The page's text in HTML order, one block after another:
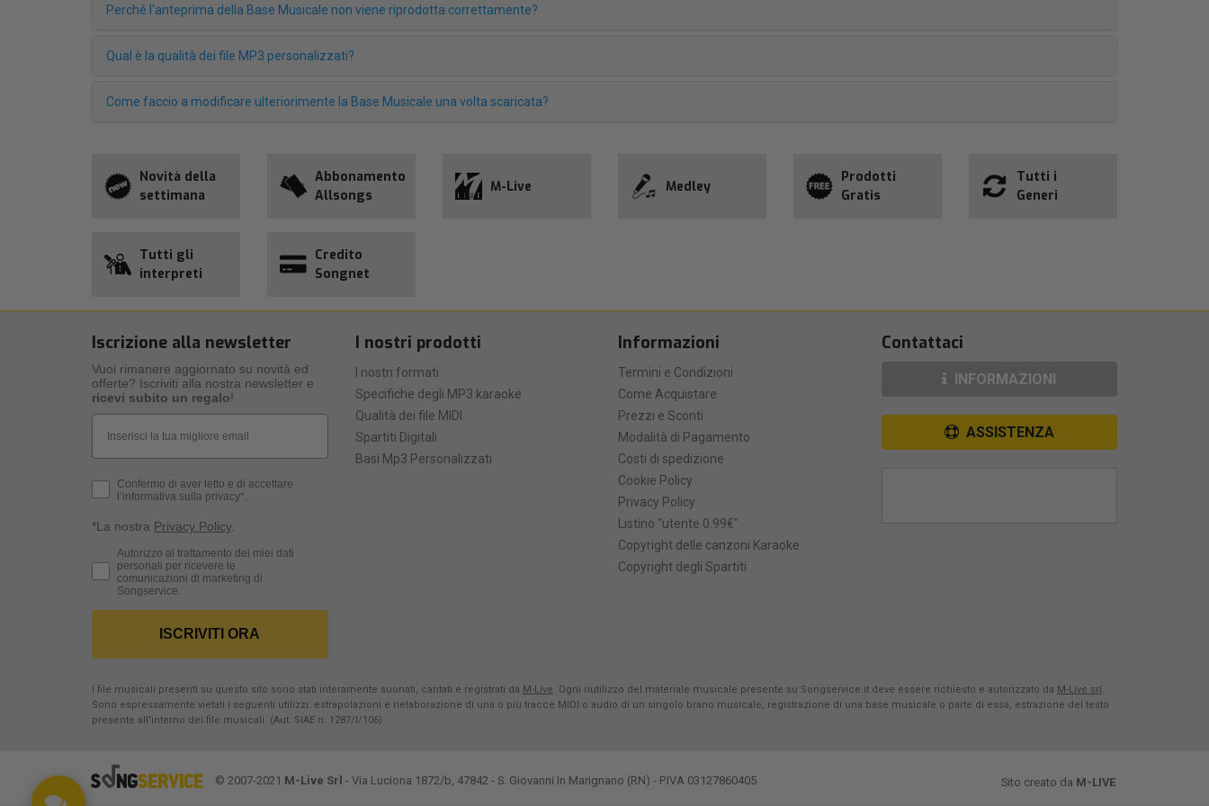
Perché l'anteprima della Base Musicale non viene riprodotta correttamente?
Qual è la qualità dei file MP3 personalizzati?
Come faccio a modificare ulteriorimente la Base Musicale una volta scaricata?
Novità della
settimana
Abbonamento
Allsongs
M-Live Medley
Prodotti
Gratis
Tutti i
Generi
Tutti gli
interpreti
Credito
Songnet
Iscrizione alla newsletter
Vuoi rimanere aggiornato su novità ed
offerte? Iscriviti alla nostra newsletter e
ricevi subito un regalo!
Privacy Policy
Confermo di aver letto e di accettare
l’informativa sulla privacy*.
*La nostra Privacy Policy.
Consenso Marketing
Autorizzo al trattamento dei miei dati
personali per ricevere le
comunicazioni di marketing di
Songservice.
ISCRIVITI ORA
I nostri prodotti
I nostri formati
Specifiche degli MP3 karaoke
Qualità dei file MIDI
Spartiti Digitali
Basi Mp3 Personalizzati
Informazioni
Termini e Condizioni
Come Acquistare
Prezzi e Sconti
Modalità di Pagamento
Costi di spedizione
Cookie Policy
Privacy Policy
Listino "utente 0.99€"
Copyright delle canzoni Karaoke
Copyright degli Spartiti
Contattaci
INFORMAZIONI
ASSISTENZA
I file musicali presenti su questo sito sono stati interamente suonati, cantati e registrati da M-Live. Ogni riutilizzo del materiale musicale presente su Songservice.it deve essere richiesto e autorizzato da M-Live srl .
Sono espressamente vietati i seguenti utilizzi: estrapolazioni e rielaborazione di una o più tracce MIDI o audio di un singolo brano musicale, registrazione di una base musicale o parte di essa, estrazione del testo
presente all'interno dei file musicali. (Aut. SIAE n. 1287/I/106)
© 2007-2021 M-Live Srl - Via Luciona 1872/b, 47842 - S. Giovanni In Marignano (RN) - P.IVA 03127860405 Sito creato da M-LIVE